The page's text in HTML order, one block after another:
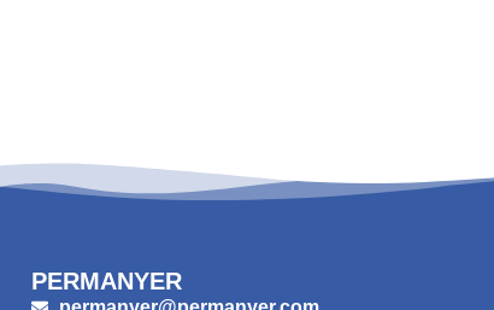
PERMANYER